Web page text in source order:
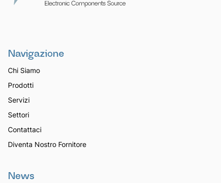
Navigazione
Chi Siamo
Prodotti
Servizi
Settori
Contattaci
Diventa Nostro Fornitore
News